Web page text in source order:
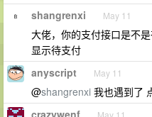
shangrenxi May 11
大佬，你的支付接口是不
显示待支付
anyscript May 11
@shangrenxi 我也遇到了
crazywenf May 11